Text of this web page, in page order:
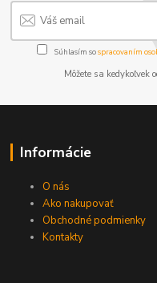
Súhlasím sospracovaním
Môžete sa
Informácie
O nás
Ako nakupovať
Obchodné podmienky
Kontakty